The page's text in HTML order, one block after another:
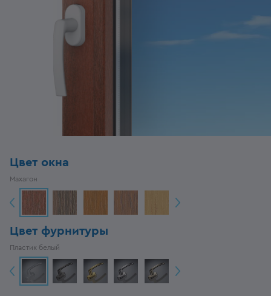
Цвет окна
Махагон
Цвет фурнитуры
Пластик белый